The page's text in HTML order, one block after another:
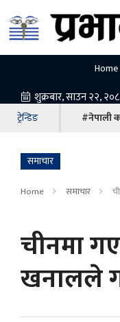
Home
ट्रेन्डिङ #नेपाली
समाचार
Home समाचार
चीनमा
खनालले